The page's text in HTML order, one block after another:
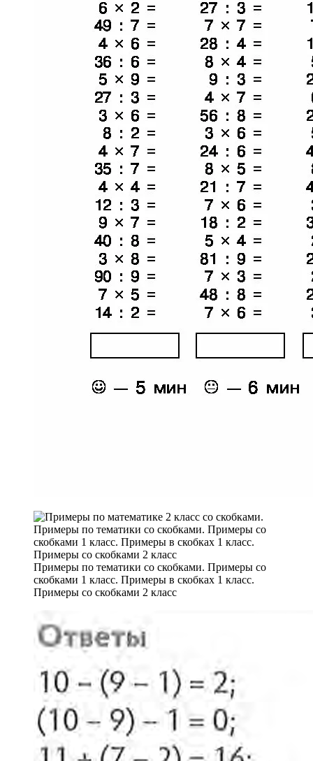
Примеры по тематики со скобками. Примеры со
скобками 1 класс. Примеры в скобках 1 класс.
Примеры со скобками 2 класс